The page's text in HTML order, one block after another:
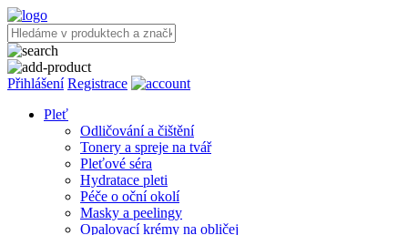
Přihlášení Registrace
Pleť
Odličování a čištění
Tonery a spreje na tvář
Pleťové séra
Hydratace pleti
Péče o oční okolí
Masky a peelingy
Opalovací krémy na obličej